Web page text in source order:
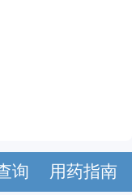
询 用药指南